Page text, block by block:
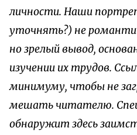
личности. Наши
уточнять?) не
но зрелый вывод,
изучении их трудов.
минимуму, чтобы не
мешать читателю.
обнаружит здесь